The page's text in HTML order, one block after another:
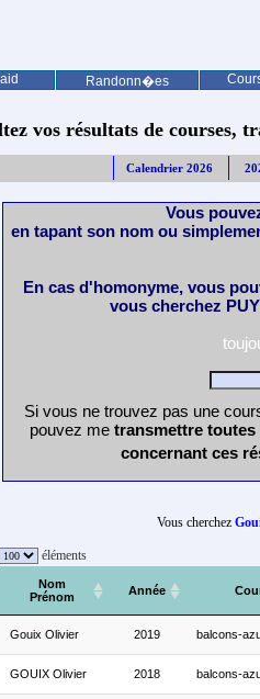
Randonn�es
vos résultats de courses,
Calendrier 2026
Vous
en tapant son nom ou
En cas d'homonyme, vous
vous cherchez
Si vous ne trouvez pas une
pouvez me transmettre
concernant ces
Vous cherchez
éléments
Nom
Prénom
Année
Gouix Olivier 2019 balcons-
GOUIX Olivier 2018 balcons-